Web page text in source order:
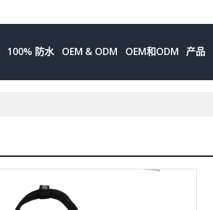
100% 防水 OEM & ODM OEM和ODM 产品